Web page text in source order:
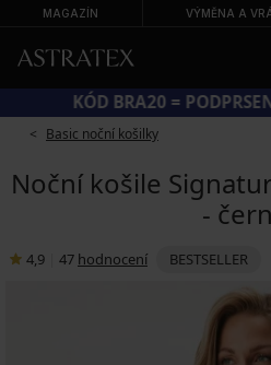
MAGAZÍN VÝMĚNA A
KÓD BRA20 =
Basic noční košilky
Noční košile
-
4,9 47 hodnocení BESTSELLER